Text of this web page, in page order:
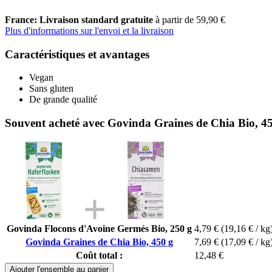
France: Livraison standard gratuite à partir de 59,90 €
Plus d'informations sur l'envoi et la livraison
Caractéristiques et avantages
Vegan
Sans gluten
De grande qualité
Souvent acheté avec Govinda Graines de Chia Bio,
Govinda Flocons d'Avoine Germés Bio, 250 g 4,79 € (19,16 € /
Govinda Graines de Chia Bio, 450 g
7,69 € (17,09 € /
Coût total :
12,48 €
Ajouter l'ensemble au panier